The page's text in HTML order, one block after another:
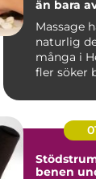
än bara
Massage
naturlig
många i
fler söker
Stödstrumpor
benen